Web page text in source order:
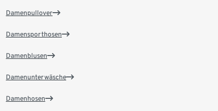
Damenpullover
Damensporthosen
Damenblusen
Damenunterwäsche
Damenhosen